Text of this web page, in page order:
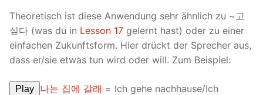
Theoretisch ist diese Anwendung sehr ähnlich zu ~고
싶다 (was du in Lesson 17 gelernt hast) oder zu einer
einfachen Zukunftsform. Hier drückt der Sprecher aus,
dass er/sie etwas tun wird oder will. Zum Beispiel:
Play 나는 집에 갈래 = Ich gehe nachhause/Ich